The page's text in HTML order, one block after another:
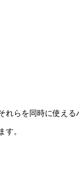
らを同時に使える
す。